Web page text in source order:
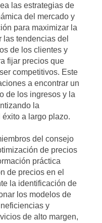
las estrategias de
del mercado y
para maximizar la
tendencias del
de los clientes y
fijar precios que
competitivos. Este
a encontrar un
de los ingresos y la
la
a largo plazo.
del consejo
de precios
práctica
de precios en el
la identificación de
los modelos de
y
de alto margen,